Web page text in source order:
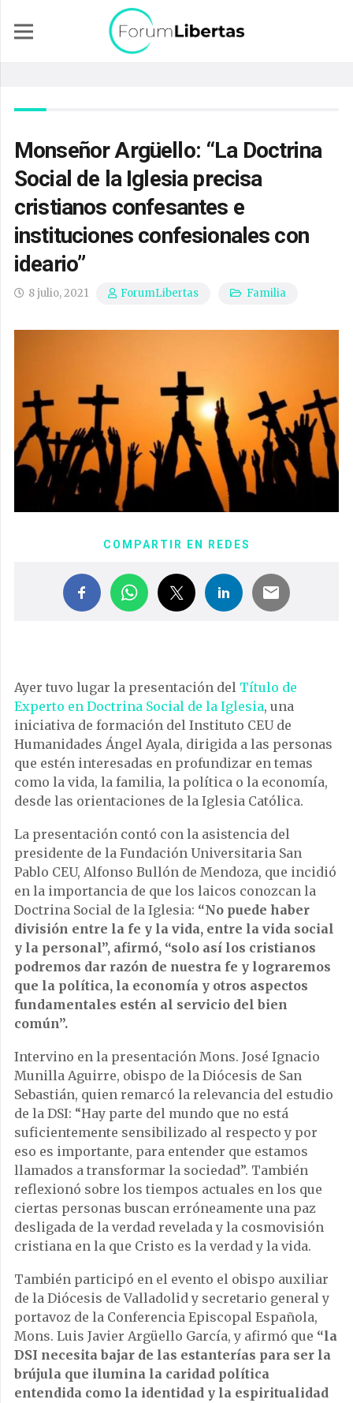
Monseñor Argüello: “La Doctrina
Social de la Iglesia precisa
cristianos confesantes e
instituciones confesionales con
ideario”
8 julio, 2021 ForumLibertas Familia
COMPARTIR EN REDES
Ayer tuvo lugar la presentación del Título de
Experto en Doctrina Social de la Iglesia, una
iniciativa de formación del Instituto CEU de
Humanidades Ángel Ayala, dirigida a las personas
que estén interesadas en profundizar en temas
como la vida, la familia, la política o la economía,
desde las orientaciones de la Iglesia Católica.
La presentación contó con la asistencia del
presidente de la Fundación Universitaria San
Pablo CEU, Alfonso Bullón de Mendoza, que incidió
en la importancia de que los laicos conozcan la
Doctrina Social de la Iglesia: “No puede haber
división entre la fe y la vida, entre la vida social
y la personal”, afirmó, “solo así los cristianos
podremos dar razón de nuestra fe y lograremos
que la política, la economía y otros aspectos
fundamentales estén al servicio del bien
común”.
Intervino en la presentación Mons. José Ignacio
Munilla Aguirre, obispo de la Diócesis de San
Sebastián, quien remarcó la relevancia del estudio
de la DSI: “Hay parte del mundo que no está
suficientemente sensibilizado al respecto y por
eso es importante, para entender que estamos
llamados a transformar la sociedad”. También
reflexionó sobre los tiempos actuales en los que
ciertas personas buscan erróneamente una paz
desligada de la verdad revelada y la cosmovisión
cristiana en la que Cristo es la verdad y la vida.
También participó en el evento el obispo auxiliar
de la Diócesis de Valladolid y secretario general y
portavoz de la Conferencia Episcopal Española,
Mons. Luis Javier Argüello García, y afirmó que “la
DSI necesita bajar de las estanterías para ser la
brújula que ilumina la caridad política
entendida como la identidad y la espiritualidad